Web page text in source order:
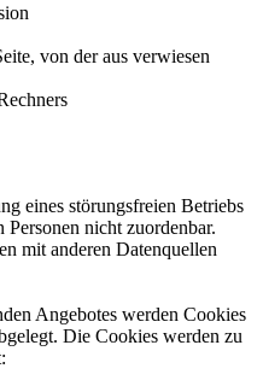
von der aus verwiesen
eines störungsfreien Betriebs
Personen nicht zuordenbar.
mit anderen Datenquellen
Angebotes werden Cookies
Die Cookies werden zu